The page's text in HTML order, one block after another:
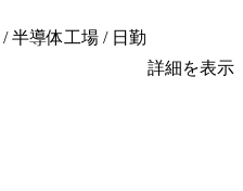
半導体工場 / 日勤
詳細を表示